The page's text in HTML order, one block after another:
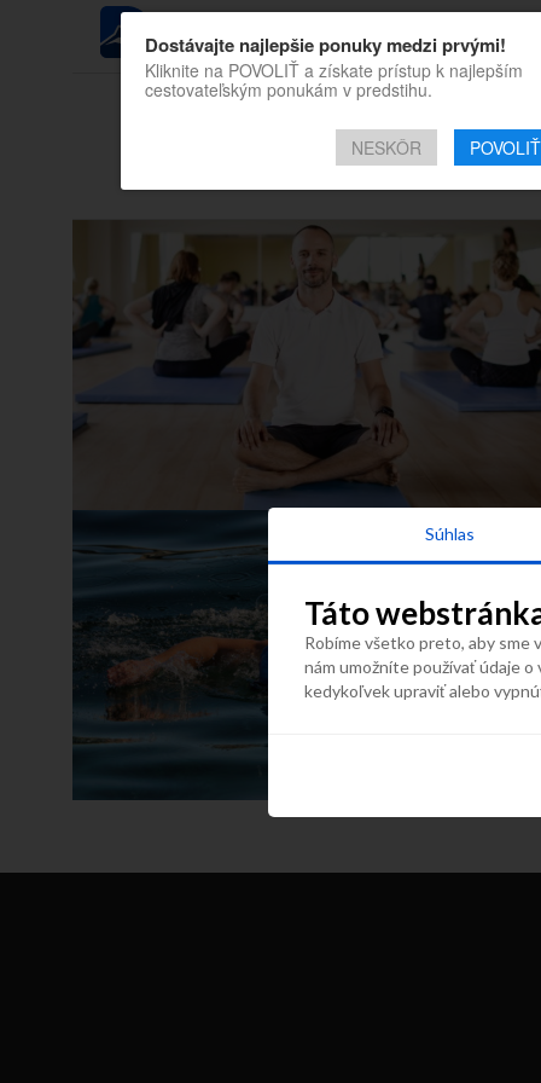
REGIÓNY
Všetky
Súhlas
Táto
Robíme všetko preto, aby sme
nám umožníte používať údaje
kedykoľvek upraviť alebo
Dostávajte najlepšie ponuky medzi prvými!
Kliknite na POVOLIŤ a získate prístup k najlepším
cestovateľským ponukám v predstihu.
NESKÔR POVOLIŤ